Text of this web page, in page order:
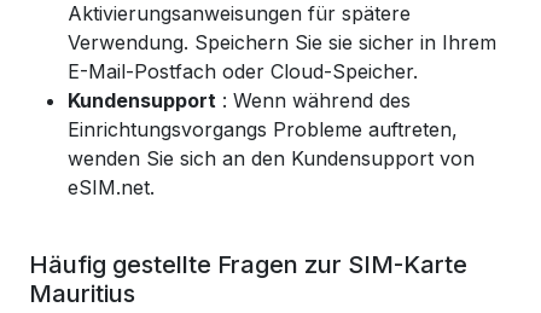
Aktivierungsanweisungen für spätere
Verwendung. Speichern Sie sie sicher in Ihrem
E-Mail-Postfach oder Cloud-Speicher.
Kundensupport : Wenn während des
Einrichtungsvorgangs Probleme auftreten,
wenden Sie sich an den Kundensupport von
eSIM.net.
Häufig gestellte Fragen zur SIM-Karte
Mauritius